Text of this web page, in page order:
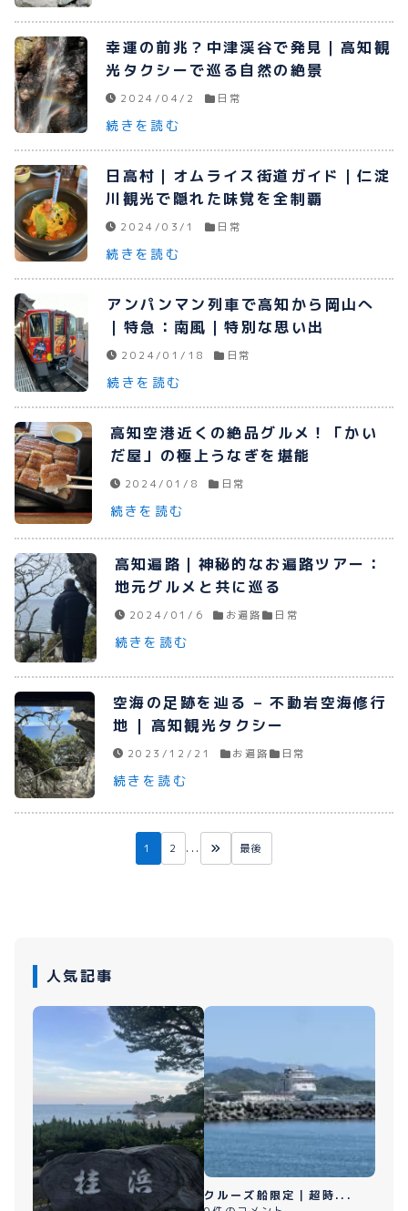
幸運の前兆？中津渓谷で発見｜高知観
光タクシーで巡る自然の絶景
2024/04/2 日常
続きを読む
日高村｜オムライス街道ガイド｜仁淀
川観光で隠れた味覚を全制覇
2024/03/1 日常
続きを読む
アンパンマン列車で高知から岡山へ
｜特急：南風｜特別な思い出
2024/01/18 日常
続きを読む
高知空港近くの絶品グルメ！「かい
だ屋」の極上うなぎを堪能
2024/01/8 日常
続きを読む
高知遍路｜神秘的なお遍路ツアー：
地元グルメと共に巡る
2024/01/6 お遍路 日常
続きを読む
空海の足跡を辿る – 不動岩空海修行
地 | 高知観光タクシー
2023/12/21 お遍路 日常
続きを読む
1 2 ... 最後
人気記事
クルーズ船限定｜超時...